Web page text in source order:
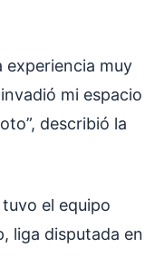
experiencia muy
mi espacio
describió la
el equipo
liga disputada en